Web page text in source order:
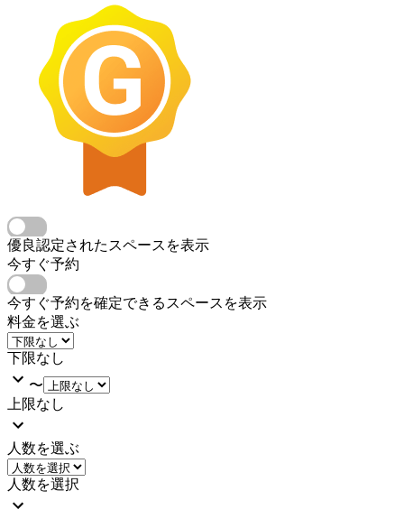
優良認定されたスペースを表示
今すぐ予約
今すぐ予約を確定できるスペースを表示
料金を選ぶ
下限なし
〜
上限なし
人数を選ぶ
人数を選択